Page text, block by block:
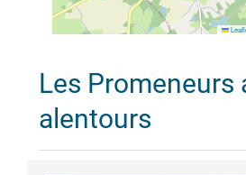
Les Promeneurs
alentours